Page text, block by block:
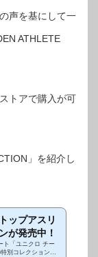
声を基にして一
ATHLETE
トアで購入が可
」を紹介し
ップアスリ
が発売中！
ト「ユニクロ チー
別コレクション